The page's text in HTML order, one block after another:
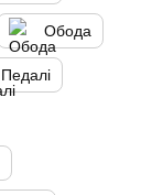
Обода
Педалі